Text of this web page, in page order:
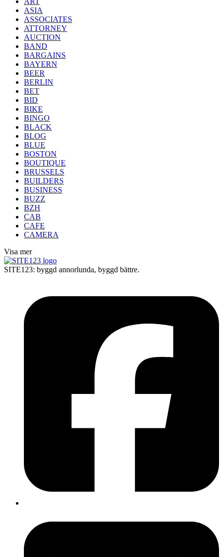
ASIA
ASSOCIATES
ATTORNEY
AUCTION
BAND
BARGAINS
BAYERN
BEER
BERLIN
BET
BID
BIKE
BINGO
BLACK
BLOG
BLUE
BOSTON
BOUTIQUE
BRUSSELS
BUILDERS
BUSINESS
BUZZ
BZH
CAB
CAFE
CAMERA
Visa mer
SITE123: byggd annorlunda, byggd bättre.